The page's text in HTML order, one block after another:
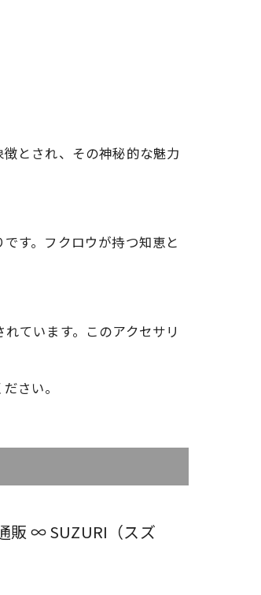
とされ、その神秘的な魅力
す。フクロウが持つ知恵と
ています。このアクセサリ
さい。
販 ∞ SUZURI（スズ